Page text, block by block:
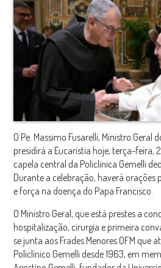
O Pe. Massimo Fusarelli, Ministro Geral
presidirá a Eucaristia hoje, terça-feira,
capela central da Policlínica Gemelli
Durante a celebração, haverá orações
e força na doença do Papa Francisco.
O Ministro Geral, que está prestes a
hospitalização, cirurgia e primeira
se junta aos Frades Menores OFM que
Policlínico Gemelli desde 1963, em